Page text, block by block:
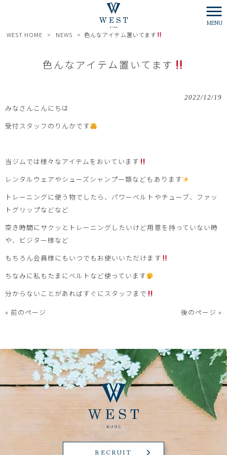
MENU
WEST HOME > NEWS > 色んなアイテム置いてます
色んなアイテム置いてます
2022/12/19
みなさんこんにちは
受付スタッフのりんかです
当ジムでは様々なアイテムをおいています
レンタルウェアやシューズシャンプー類などもあります
トレーニングに使う物でしたら、パワーベルトやチューブ、ファッ
トグリップなどなど
空き時間にサクッとトレーニングしたいけど用意を持っていない時
や、ビジター様など
もちろん会員様にもいつでもお使いいただけます
ちなみに私もたまにベルトなど使っています
分からないことがあればすぐにスタッフまで
« 前のページ
後のページ »
RECRUIT